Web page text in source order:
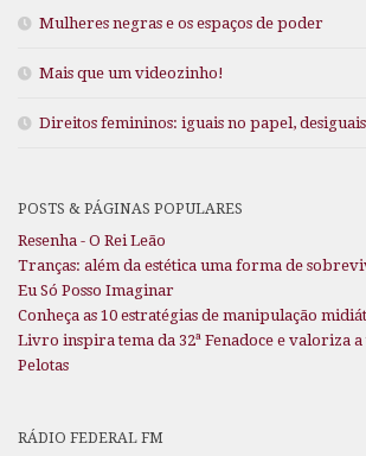
Mulheres negras e os espaços de poder
Mais que um videozinho!
Direitos femininos: iguais no papel,
POSTS & PÁGINAS POPULARES
Resenha - O Rei Leão
Tranças: além da estética uma forma de
Eu Só Posso Imaginar
Conheça as 10 estratégias de manipulação
Livro inspira tema da 32ª Fenadoce e valoriza
Pelotas
RÁDIO FEDERAL FM